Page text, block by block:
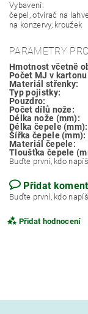
Vybavení:
čepel, otvírač na
na konzervy, kroužek
PARAMETRY
Hmotnost včetně
Počet MJ v
Materiál střenky:
Typ pojistky:
Pouzdro:
Počet dílů nože:
Délka nože (mm):
Délka čepele (mm):
Šířka čepele (mm):
Materiál čepele:
Tloušťka čepele
Buďte první, kdo
Přidat
Buďte první, kdo
Přidat hodnocení